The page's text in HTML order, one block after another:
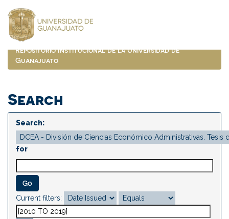
navigation
Repositorio Institucional de la Universidad de
Guanajuato
Search
Search:
for
Current filters: